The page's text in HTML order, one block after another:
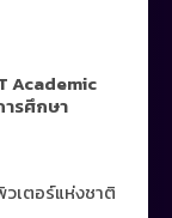
Academic
รศึกษา
เตอร์แห่งชาติ